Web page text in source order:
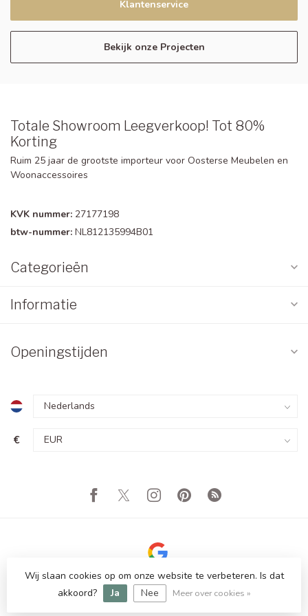
Klantenservice
Bekijk onze Projecten
Totale Showroom Leegverkoop! Tot 80%
Korting
Ruim 25 jaar de grootste importeur voor Oosterse Meubelen en
Woonaccessoires
KVK nummer: 27177198
btw-nummer: NL812135994B01
Categorieën
Informatie
Openingstijden
€
© Copyright 2026 Totale Showroom Leegverkoop! Tot 80%
Korting
Wij slaan cookies op om onze website te verbeteren. Is dat
akkoord?
Ja Nee Meer over cookies »